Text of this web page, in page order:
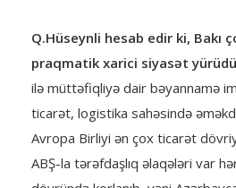
Q.Hüseynli hesab edir ki, Bakı
praqmatik xarici siyasət
ilə müttəfiqliyə dair bəyannamə
ticarət, logistika sahəsində
Avropa Birliyi ən çox ticarət
ABŞ-la tərəfdaşlıq əlaqələri var